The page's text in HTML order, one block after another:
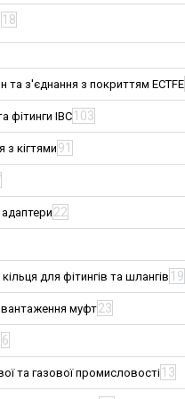
18
та з'єднання з покриттям ECTFE
фітинги IBC 103
з кігтями 91
адаптери 22
для фітингів та шлангів 19
муфт23
6
та газової промисловості 13